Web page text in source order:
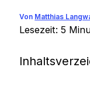
Von Matthias
Lesezeit: 5